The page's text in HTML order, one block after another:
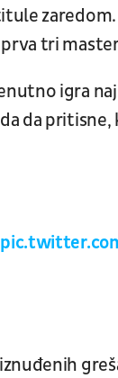
tri
igra
da pritisne,